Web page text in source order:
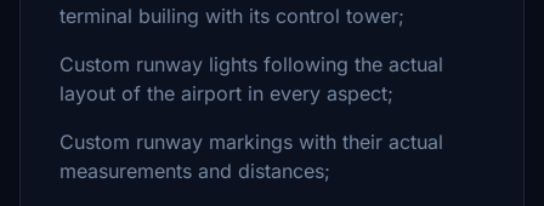
terminal builing with its control tower;
Custom runway lights following the actual
layout of the airport in every aspect;
Custom runway markings with their actual
measurements and distances;